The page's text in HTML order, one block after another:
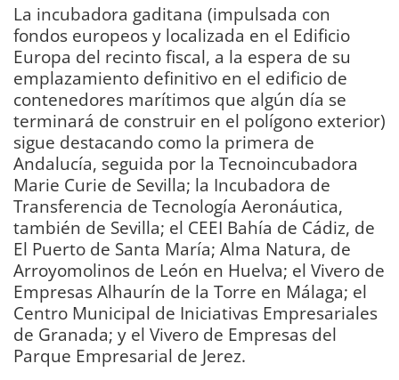
La incubadora gaditana (impulsada con
fondos europeos y localizada en el Edificio
Europa del recinto fiscal, a la espera de su
emplazamiento definitivo en el edificio de
contenedores marítimos que algún día se
terminará de construir en el polígono exterior)
sigue destacando como la primera de
Andalucía, seguida por la Tecnoincubadora
Marie Curie de Sevilla; la Incubadora de
Transferencia de Tecnología Aeronáutica,
también de Sevilla; el CEEI Bahía de Cádiz, de
El Puerto de Santa María; Alma Natura, de
Arroyomolinos de León en Huelva; el Vivero de
Empresas Alhaurín de la Torre en Málaga; el
Centro Municipal de Iniciativas Empresariales
de Granada; y el Vivero de Empresas del
Parque Empresarial de Jerez.